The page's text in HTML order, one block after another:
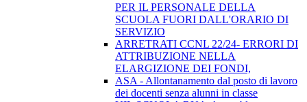
PER IL PERSONALE DELLA
SCUOLA FUORI DALL'ORARIO DI
SERVIZIO
ARRETRATI CCNL 22/24- ERRORI DI
ATTRIBUZIONE NELLA
ELARGIZIONE DEI FONDI,
ASA - Allontanamento dal posto di lavoro
dei docenti senza alunni in classe